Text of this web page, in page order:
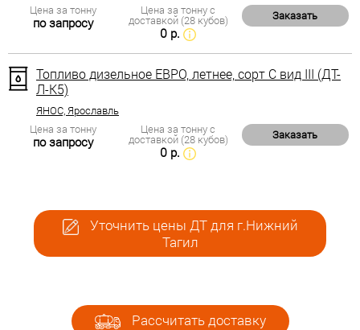
Цена за тонну
по запросу
Цена за тонну с
доставкой (28 кубов)
0 р.
Заказать
Топливо дизельное ЕВРО, летнее, сорт С вид III (ДТ-
Л-К5)
ЯНОС, Ярославль
Цена за тонну
по запросу
Цена за тонну с
доставкой (28 кубов)
0 р.
Заказать
Уточнить цены ДТ для г.Нижний
Тагил
Рассчитать доставку